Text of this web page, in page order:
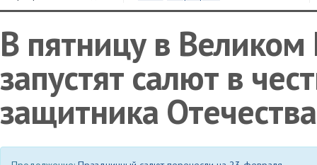
В пятницу в
запустят салют в
защитника Отечества